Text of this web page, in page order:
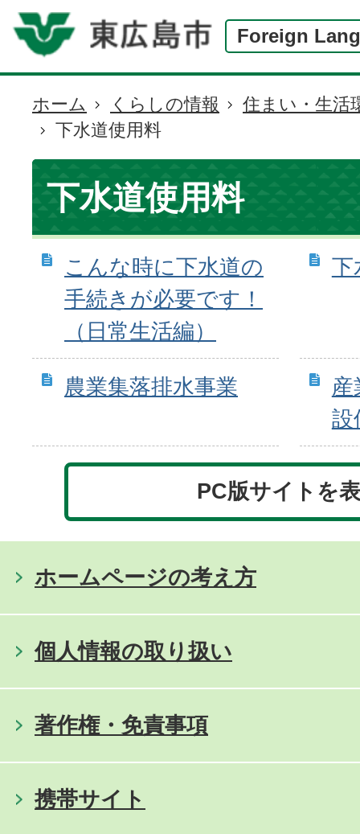
Foreign
現
在
の
位
置
ホーム くらしの情報
住まい・生活
下水道使用料
下水道使用料
こんな時に下水道の
手続きが必要です！
（日常生活編）
下
農業集落排水事業
産
設
PC版サイトを
ホームページの考え方
個人情報の取り扱い
著作権・免責事項
携帯サイト